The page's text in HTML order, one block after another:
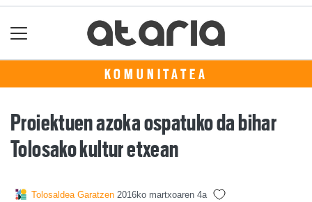
KOMUNITATEA
Proiektuen azoka ospatuko da bihar
Tolosako kultur etxean
Tolosaldea Garatzen 2016ko martxoaren 4a